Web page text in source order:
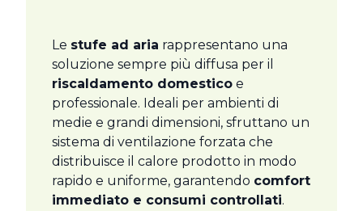
Le stufe ad aria rappresentano una
soluzione sempre più diffusa per il
riscaldamento domestico e
professionale. Ideali per ambienti di
medie e grandi dimensioni, sfruttano un
sistema di ventilazione forzata che
distribuisce il calore prodotto in modo
rapido e uniforme, garantendo comfort
immediato e consumi controllati.